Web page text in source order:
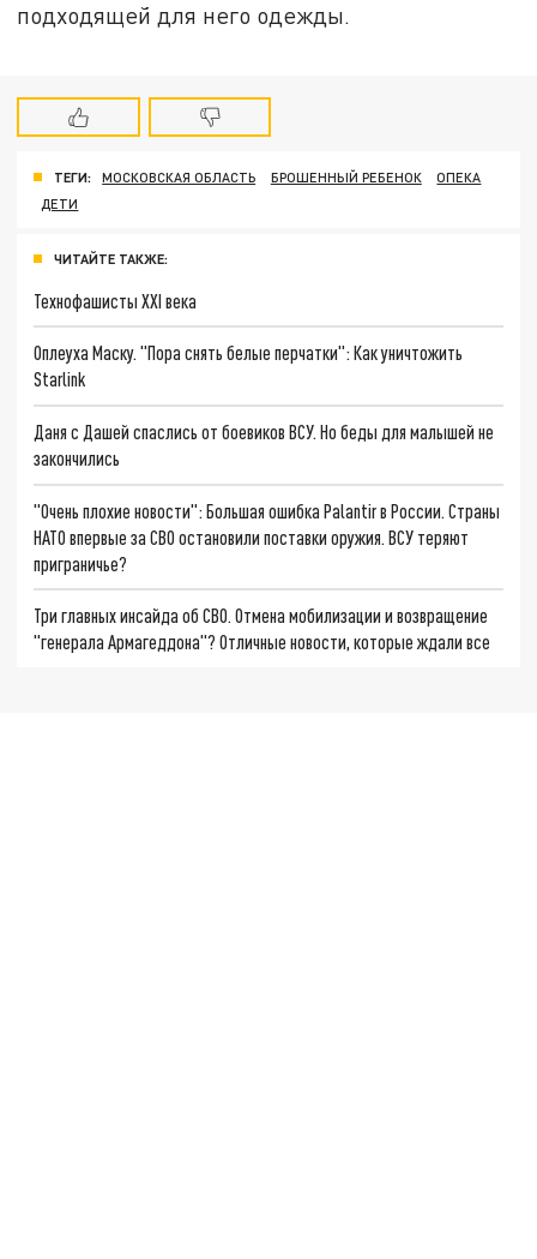
подходящей для него одежды.
ТЕГИ: МОСКОВСКАЯ ОБЛАСТЬ БРОШЕННЫЙ РЕБЕНОК
ОПЕКА
ДЕТИ
ЧИТАЙТЕ ТАКЖЕ:
Технофашисты XXI века
Оплеуха Маску. "Пора снять белые перчатки": Как уничтожить
Starlink
Даня с Дашей спаслись от боевиков ВСУ. Но беды для малышей не
закончились
"Очень плохие новости": Большая ошибка Palantir в России. Страны
НАТО впервые за СВО остановили поставки оружия. ВСУ теряют
приграничье?
Три главных инсайда об СВО. Отмена мобилизации и возвращение
"генерала Армагеддона"? Отличные новости, которые ждали все